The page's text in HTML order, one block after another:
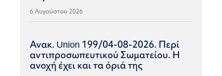
6 Αυγούστου 2026
Ανακ. Union 199/04-08-2026. Περί
αντιπροσωπευτικού Σωματείου. Η
ανοχή έχει και τα όριά της